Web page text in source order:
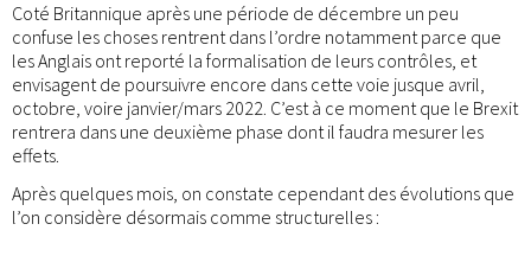
Coté Britannique après une période de décembre un peu
confuse les choses rentrent dans l’ordre notamment parce que
les Anglais ont reporté la formalisation de leurs contrôles, et
envisagent de poursuivre encore dans cette voie jusque avril,
octobre, voire janvier/mars 2022. C’est à ce moment que le Brexit
rentrera dans une deuxième phase dont il faudra mesurer les
effets.
Après quelques mois, on constate cependant des évolutions que
l’on considère désormais comme structurelles :